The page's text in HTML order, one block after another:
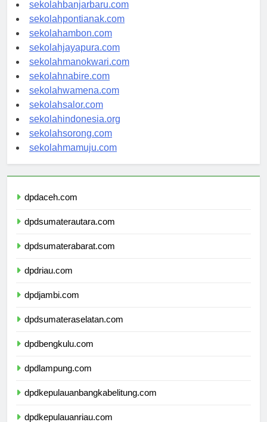
sekolahbanjarbaru.com
sekolahpontianak.com
sekolahambon.com
sekolahjayapura.com
sekolahmanokwari.com
sekolahnabire.com
sekolahwamena.com
sekolahsalor.com
sekolahindonesia.org
sekolahsorong.com